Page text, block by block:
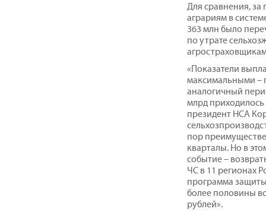
Для сравнения, за
аграриям в
363 млн было
по утрате
«Показатели
максимальными –
аналогичный
млрд приходилось
президент НСА
пор
кварталы. Но в
событие –
ЧС в 11 регионах
программа
более половины
рублей».